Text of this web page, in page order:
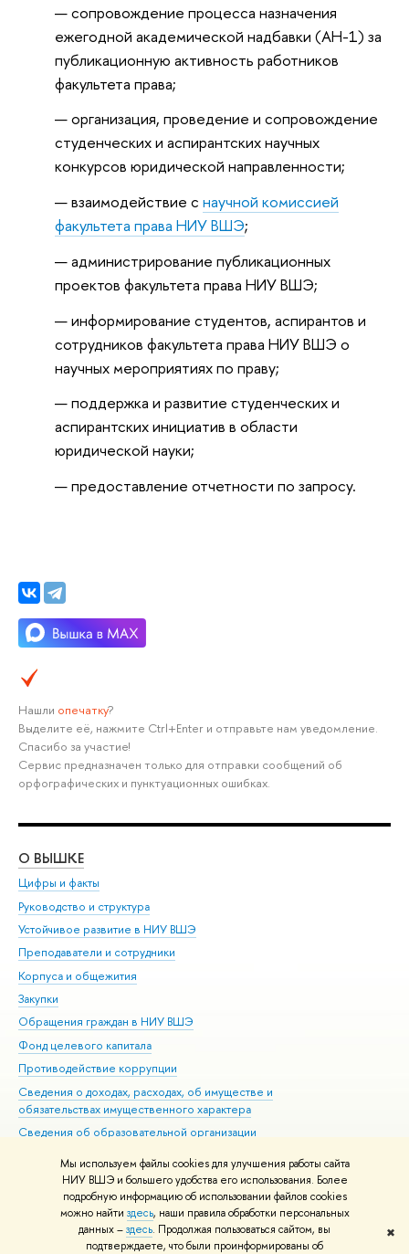
Мы используем файлы cookies для улучшения работы сайта
НИУ ВШЭ и большего удобства его использования. Более
подробную информацию об использовании файлов cookies
можно найти здесь, наши правила обработки персональных
данных –здесь. Продолжая пользоваться сайтом, вы
подтверждаете, что были проинформированы об
✖
сопровождение процесса назначения
ежегодной академической надбавки (АН-1) за
публикационную активность работников
факультета права;
организация, проведение и сопровождение
студенческих и аспирантских научных
конкурсов юридической направленности;
взаимодействие с научной комиссией
факультета права НИУ ВШЭ;
администрирование публикационных
проектов факультета права НИУ ВШЭ;
информирование студентов, аспирантов и
сотрудников факультета права НИУ ВШЭ о
научных мероприятиях по праву;
поддержка и развитие студенческих и
аспирантских инициатив в области
юридической науки;
предоставление отчетности по запросу.
Нашли опечатку?
Выделите её, нажмите Ctrl+Enter и отправьте нам уведомление.
Спасибо за участие!
Сервис предназначен только для отправки сообщений об
орфографических и пунктуационных ошибках.
О ВЫШКЕ
Цифры и факты
Руководство и структура
Устойчивое развитие в НИУ ВШЭ
Преподаватели и сотрудники
Корпуса и общежития
Закупки
Обращения граждан в НИУ ВШЭ
Фонд целевого капитала
Противодействие коррупции
Сведения о доходах, расходах, об имуществе и
обязательствах имущественного характера
Сведения об образовательной организации
Людям с ограниченными возможностями здоровья
Единая платежная страница
Работа в Вышке